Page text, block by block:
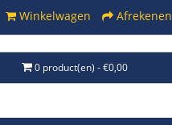
Winkelwagen Afrekenen
0 product(en) - €0,00